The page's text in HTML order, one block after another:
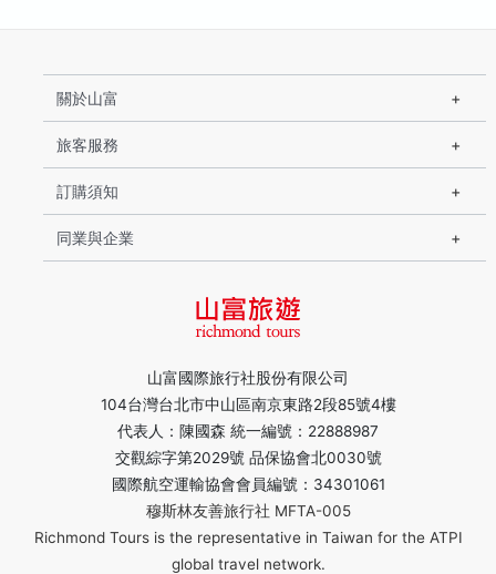
山富國際旅行社股份有限公司
104台灣台北市中山區南京東路2段85號4樓
代表人：陳國森 統一編號：22888987
交觀綜字第2029號 品保協會北0030號
國際航空運輸協會會員編號：34301061
穆斯林友善旅行社 MFTA-005
Richmond Tours is the representative in Taiwan for the ATPI
global travel network.
關於山富
旅客服務
訂購須知
同業與企業